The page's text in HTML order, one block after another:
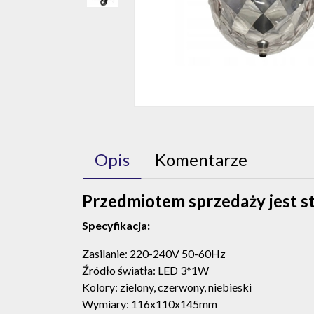
Opis Komentarze
Przedmiotem sprzedaży jest
Specyfikacja:
Zasilanie: 220-240V 50-60Hz
Źródło światła: LED 3*1W
Kolory: zielony, czerwony, niebieski
Wymiary: 116x110x145mm